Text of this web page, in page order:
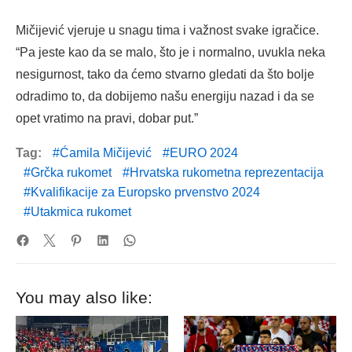
Mičijević vjeruje u snagu tima i važnost svake igračice.
“Pa jeste kao da se malo, što je i normalno, uvukla neka
nesigurnost, tako da ćemo stvarno gledati da što bolje
odradimo to, da dobijemo našu energiju nazad i da se
opet vratimo na pravi, dobar put.”
Tag: Ćamila Mičijević
EURO 2024
Grčka rukomet
Hrvatska rukometna reprezentacija
Kvalifikacije za Europsko prvenstvo 2024
Utakmica rukomet
You may also like: